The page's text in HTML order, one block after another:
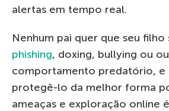
alertas em tempo real.
Nenhum pai quer que seu filho
phishing, doxing, bullying ou
comportamento predatório, e
protegê-lo da melhor forma
ameaças e exploração online